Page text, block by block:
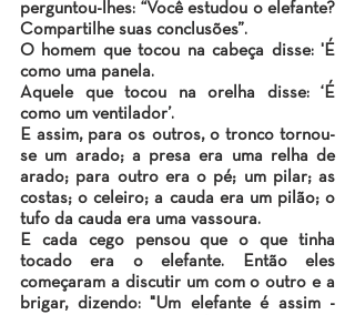
perguntou-lhes: “Você estudou o elefante?
Compartilhe suas conclusões”.
O homem que tocou na cabeça disse: 'É
como uma panela.
Aquele que tocou na orelha disse: ‘É
como um ventilador’.
E assim, para os outros, o tronco tornou-
se um arado; a presa era uma relha de
arado; para outro era o pé; um pilar; as
costas; o celeiro; a cauda era um pilão; o
tufo da cauda era uma vassoura.
E cada cego pensou que o que tinha
tocado era o elefante. Então eles
começaram a discutir um com o outro e a
brigar, dizendo: "Um elefante é assim -